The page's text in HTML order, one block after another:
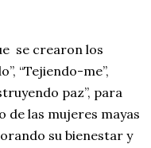
se crearon los
“Tejiendo-me”,
paz”, para
de las mujeres mayas
su bienestar y